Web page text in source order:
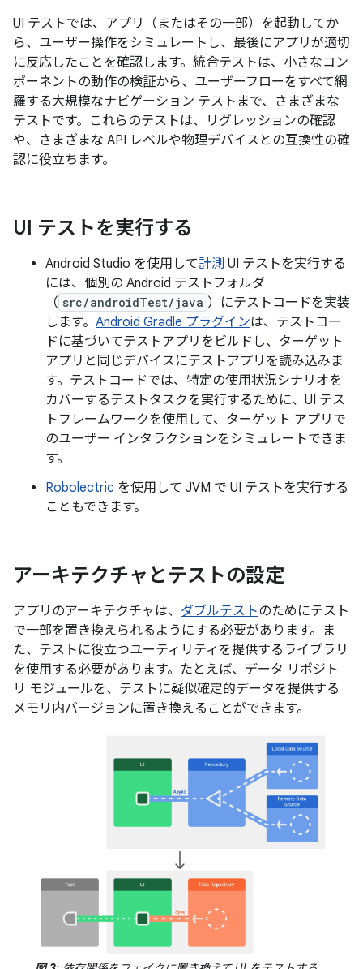
UI テストでは、アプリ（またはその一部）を起動してか
ら、ユーザー操作をシミュレートし、最後にアプリが適切
に反応したことを確認します。統合テストは、小さなコン
ポーネントの動作の検証から、ユーザーフローをすべて網
羅する大規模なナビゲーション テストまで、さまざまな
テストです。これらのテストは、リグレッションの確認
や、さまざまな API レベルや物理デバイスとの互換性の確
認に役立ちます。
UI テストを実行する
Android Studio を使用して計測 UI テストを実行する
には、個別の Android テストフォルダ
（ src/androidTest/java ）にテストコードを実装
します。 Android Gradle プラグインは、テストコー
ドに基づいてテストアプリをビルドし、ターゲット
アプリと同じデバイスにテストアプリを読み込みま
す。テストコードでは、特定の使用状況シナリオを
カバーするテストタスクを実行するために、UI テス
トフレームワークを使用して、ターゲット アプリで
のユーザー インタラクションをシミュレートできま
す。
Robolectric を使用して JVM で UI テストを実行する
こともできます。
アーキテクチャとテストの設定
アプリのアーキテクチャは、 ダブルテストのためにテスト
で一部を置き換えられるようにする必要があります。ま
た、テストに役立つユーティリティを提供するライブラリ
を使用する必要があります。たとえば、データ リポジト
リ モジュールを、テストに疑似確定的データを提供する
メモリ内バージョンに置き換えることができます。